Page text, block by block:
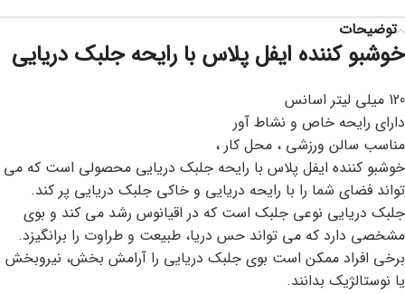
توضیحات
خوشبو کننده ایفل پلاس با رایحه جلبک دریایی
120 میلی لیتر اسانس
دارای رایحه خاص و نشاط آور
مناسب سالن ورزشی ، محل کار ،
خوشبو کننده ایفل پلاس با رایحه جلبک دریایی محصولی است که می
تواند فضای شما را با رایحه دریایی و خاکی جلبک دریایی پر کند.
جلبک دریایی نوعی جلبک است که در اقیانوس رشد می کند و بوی
مشخصی دارد که می تواند حس دریا، طبیعت و طراوت را برانگیزد.
برخی افراد ممکن است بوی جلبک دریایی را آرامش بخش، نیروبخش
یا نوستالژیک بدانند.